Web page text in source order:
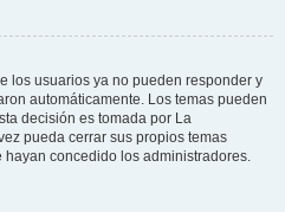
los usuarios ya no pueden responder y
automáticamente. Los temas pueden
decisión es tomada por La
pueda cerrar sus propios temas
concedido los administradores.